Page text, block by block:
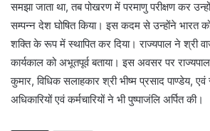
समझा जाता था, तब पोखरण में परमाणु परीक्षण कर
सम्पन्न देश घोषित किया। इस कदम से उन्होंने भारत
शक्ति के रूप में स्थापित कर दिया। राज्यपाल ने श्री
कार्यकाल को अभूतपूर्व बताया। इस अवसर पर
कुमार, विधिक सलाहकार श्री भीष्म प्रसाद पाण्डेय,
अधिकारियों एवं कर्मचारियों ने भी पुष्पाजंलि अर्पित की।